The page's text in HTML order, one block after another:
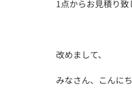
1点からお見積り致
改めまして、
みなさん、こんにち